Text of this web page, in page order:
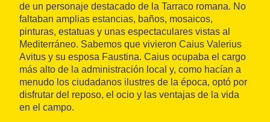
de un personaje destacado de la Tarraco romana. No
faltaban amplias estancias, baños, mosaicos,
pinturas, estatuas y unas espectaculares vistas al
Mediterráneo. Sabemos que vivieron Caius Valerius
Avitus y su esposa Faustina. Caius ocupaba el cargo
más alto de la administración local y, como hacían a
menudo los ciudadanos ilustres de la época, optó por
disfrutar del reposo, el ocio y las ventajas de la vida
en el campo.